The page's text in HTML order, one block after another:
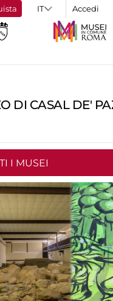
Accedi
DI CASAL DE'
I MUSEI